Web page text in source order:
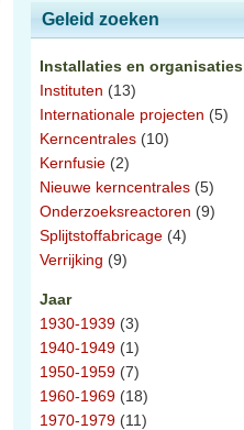
Geleid zoeken
Installaties en organisaties
Instituten (13)
Internationale projecten (5)
Kerncentrales (10)
Kernfusie (2)
Nieuwe kerncentrales (5)
Onderzoeksreactoren (9)
Splijtstoffabricage (4)
Verrijking (9)
Jaar
1930-1939 (3)
1940-1949 (1)
1950-1959 (7)
1960-1969 (18)
1970-1979 (11)